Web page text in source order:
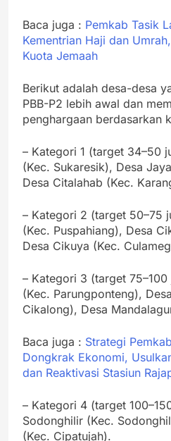
Baca juga : Pemkab Tasik
Kementrian Haji dan
Kuota Jemaah
Berikut adalah desa-desa
PBB-P2 lebih awal dan
penghargaan berdasarkan
– Kategori 1 (target 34–50
(Kec. Sukaresik), Desa
Desa Citalahab (Kec.
– Kategori 2 (target 50–75
(Kec. Puspahiang), Desa
Desa Cikuya (Kec.
– Kategori 3 (target
(Kec. Parungponteng),
Cikalong), Desa
Baca juga : Strategi
Dongkrak Ekonomi,
dan Reaktivasi Stasiun
– Kategori 4 (target
Sodonghilir (Kec.
(Kec. Cipatujah).